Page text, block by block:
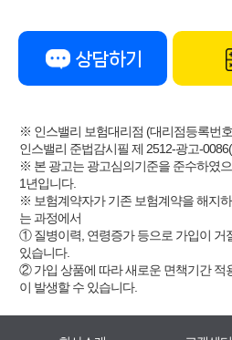
상담하기
※ 인스밸리 보험대리점 (대리점등록번
인스밸리 준법감시필 제 2512-광고-
※ 본 광고는 광고심의기준을 준수하였
1년입니다.
※ 보험계약자가 기존 보험계약을 해지
는 과정에서
① 질병이력, 연령증가 등으로 가입이 거
있습니다.
② 가입 상품에 따라 새로운 면책기간 적
이 발생할 수 있습니다.